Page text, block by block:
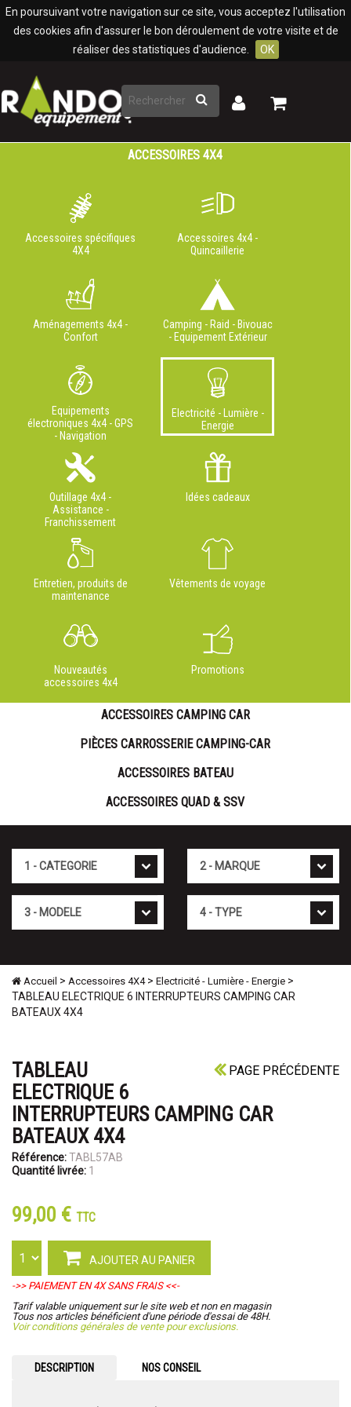
En poursuivant votre navigation sur ce site, vous acceptez l'utilisation
des cookies afin d'assurer le bon déroulement de votre visite et de
réaliser des statistiques d'audience.
OK
Rechercher
Mon
Mon
ACCESSOIRES 4X4
Accessoires spécifiques
4X4
Accessoires 4x4 -
Quincaillerie
Aménagements 4x4 -
Confort
Camping - Raid - Bivouac
- Equipement Extérieur
Equipements
électroniques 4x4 - GPS
- Navigation
Electricité - Lumière -
Energie
Outillage 4x4 -
Assistance -
Franchissement
Idées cadeaux
Entretien, produits de
maintenance
Vêtements de voyage
Nouveautés
accessoires 4x4
Promotions
ACCESSOIRES CAMPING CAR
PIÈCES CARROSSERIE CAMPING-CAR
ACCESSOIRES BATEAU
ACCESSOIRES QUAD & SSV
Accueil > Accessoires 4X4> Electricité - Lumière - Energie >
TABLEAU ELECTRIQUE 6 INTERRUPTEURS CAMPING CAR
BATEAUX 4X4
PAGE PRÉCÉDENTE
TABLEAU
ELECTRIQUE 6
INTERRUPTEURS CAMPING CAR
BATEAUX 4X4
Référence:TABL57AB
Quantité livrée: 1
99,00 € TTC
AJOUTER AU PANIER
->> PAIEMENT EN 4X SANS FRAIS <<-
Tarif valable uniquement sur le site web et non en magasin
Tous nos articles bénéficient d'une période d'essai de 48H.
Voir conditions générales de vente pour exclusions.
DESCRIPTION NOS CONSEIL
Panneau de gestion des cookies